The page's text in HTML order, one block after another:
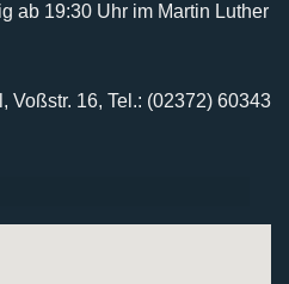
ab 19:30 Uhr im Martin Luther
Voßstr. 16, Tel.: (02372) 60343